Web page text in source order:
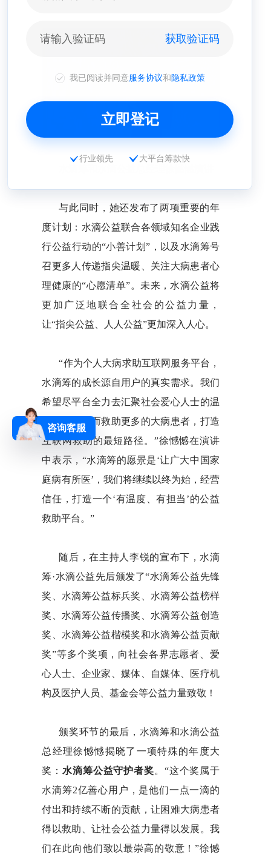
与此同时，她还发布了两项重要的年
度计划：水滴公益联合各领域知名企业践
行公益行动的“小善计划”，以及水滴筹号
召更多人传递指尖温暖、关注大病患者心
理健康的“心愿清单”。未来，水滴公益将
更加广泛地联合全社会的公益力量，
让“指尖公益、人人公益”更加深入人心。
“作为个人大病求助互联网服务平台，
水滴筹的成长源自用户的真实需求。我们
希望尽平台全力去汇聚社会爱心人士的温
暖力量，从而救助更多的大病患者，打造
互联网救助的最短路径。”徐憾憾在演讲
中表示，“水滴筹的愿景是‘让广大中国家
庭病有所医’，我们将继续以终为始，经营
信任，打造一个‘有温度、有担当’的公益
救助平台。”
随后，在主持人李锐的宣布下，水滴
筹·水滴公益先后颁发了“水滴筹公益先锋
奖、水滴筹公益标兵奖、水滴筹公益榜样
奖、水滴筹公益传播奖、水滴筹公益创造
奖、水滴筹公益楷模奖和水滴筹公益贡献
奖”等多个奖项，向社会各界志愿者、爱
心人士、企业家、媒体、自媒体、医疗机
构及医护人员、基金会等公益力量致敬！
颁奖环节的最后，水滴筹和水滴公益
总经理徐憾憾揭晓了一项特殊的年度大
奖： 水滴筹公益守护者奖。“这个奖属于
水滴筹2亿善心用户，是他们一点一滴的
付出和持续不断的贡献，让困难大病患者
得以救助、让社会公益力量得以发展。我
们在此向他们致以最崇高的敬意！”徐憾
获取验证码
我已阅读并同意服务协议和隐私政策
立即登记
行业领先 大平台筹款快
咨询客服